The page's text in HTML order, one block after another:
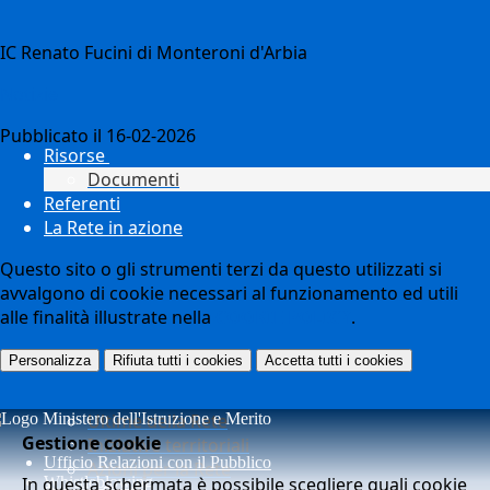
Risorse
Documenti
Referenti
La Rete in azione
Ultime della Rete
Iniziative territoriali
Azioni per la Rete
IC Renato Fucini di Monteroni d'Arbia
Pubblicato il 16-02-2026
Questo sito o gli strumenti terzi da questo utilizzati si
avvalgono di cookie necessari al funzionamento ed utili
alle finalità illustrate nella
.
Personalizza Rifiuta tutti i cookies Accetta tutti i cookies
Gestione cookie
In questa schermata è possibile scegliere quali cookie
Ufficio Relazioni con il Pubblico
Whistleblowing